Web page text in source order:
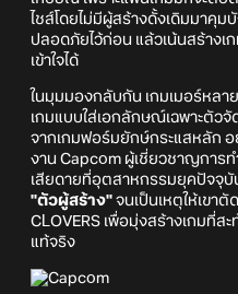
ไชส์โดยไม่มีผู้สร้างดั้งเดิมมาคุม
ปลอดภัยไว้ก่อน แล้วเน้นสร้างเ
เข้าใจได้
ในมุมมองกลับกัน เกมเมอร์หลา
เกมแบบใส่เอกลักษณ์เฉพาะตัวจั
จากเกมฟอร์มยักษ์กระแสหลัก
งาน Capcom ผู้เชี่ยวชาญการ
เสียดายที่อุตสาหกรรมยุคปัจจุบั
"ตัวผู้สร้าง" จนเป็นเหตุให้เขา
CLOVERS เพื่อมุ่งสร้างเกมที่
แท้จริง